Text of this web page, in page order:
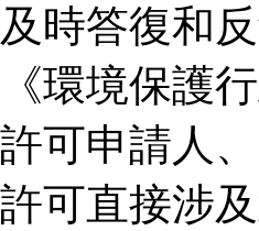
及時答復和
《環境保護
許可申請人
許可直接涉